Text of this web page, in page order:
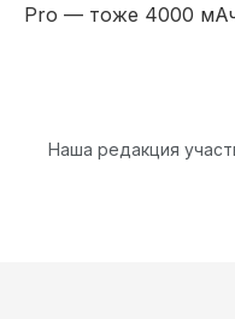
Pro — тоже 4000
Наша редакция